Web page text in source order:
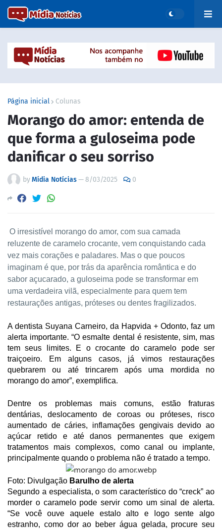
Página inicial Colunas
Morango do amor: entenda de
que forma a guloseima pode
danificar o seu sorriso
byMídia Notícias—8/03/2025 0
O irresistível morango do amor, com sua camada
reluzente de caramelo crocante, vem conquistando cada
vez mais corações e paladares. Mas o que poucos
imaginam é que, por trás da aparência romântica e do
sabor açucarado, a guloseima pode se transformar em
uma verdadeira vilã, especialmente para quem tem
restaurações antigas, próteses ou dentes fragilizados.
A dentista Suyana Carneiro, da Hapvida + Odonto, faz um
alerta importante. “O esmalte dental é resistente, sim, mas
tem seus limites. E o crocante do caramelo pode ser
traiçoeiro. Em alguns casos, já vimos restaurações
quebrarem ou até trincarem após uma mordida no
morango do amor”, exemplifica.
Dentre os problemas mais comuns, estão fraturas
dentárias, deslocamento de coroas ou próteses, risco
aumentado de cáries, inflamações gengivais devido ao
açúcar retido e até danos permanentes que exigem
tratamentos mais complexos, como canal ou implante,
principalmente quando o problema não é tratado a tempo.
Foto: Divulgação Barulho de alerta
Segundo a especialista, o som característico do “creck” ao
morder o caramelo pode servir como um sinal de alerta.
“Se você ouve aquele estalo alto e logo sente algo
estranho, como dor ao beber água gelada, procure seu